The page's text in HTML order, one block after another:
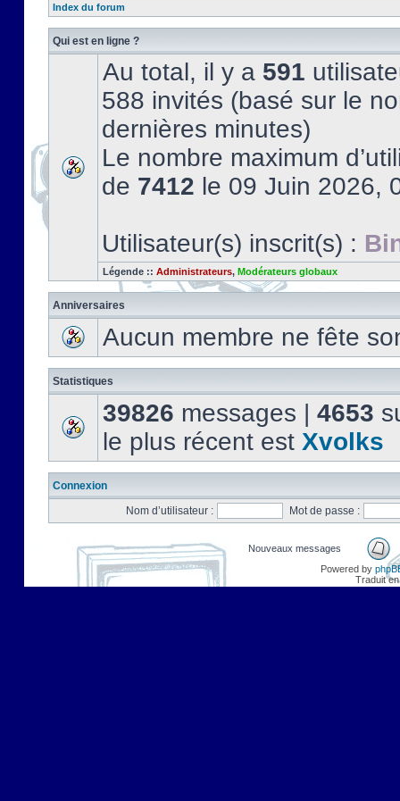
Index du forum
Qui est en ligne ?
Au total, il y a 591
588 invités (basé sur le
dernières minutes)
Le nombre maximum
de 7412 le 09 Juin 2026,
Utilisateur(s) inscrit(s) :
Légende :: Administrateurs, Modérateurs globaux
Anniversaires
Aucun membre ne fête
Statistiques
39826 messages | 4653
le plus récent est Xvolks
Connexion
Nom d’utilisateur :
Mot de passe :
Nouveaux messages
Powered by
Traduit